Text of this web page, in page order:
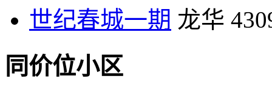
世纪春城一期 龙华
同价位小区